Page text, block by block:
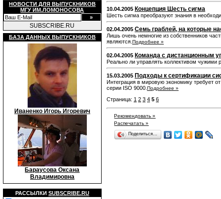
НОВОСТИ ДЛЯ ВЫПУСКНИКОВ
МГУ ИМ.ЛОМОНОСОВА
SUBSCRIBE.RU
БАЗА ДАННЫХ ВЫПУСКНИКОВ
Иваненко Игорь Игоревич
Бараусова Оксана
Владимировна
РАССЫЛКИ SUBSCRIBE.RU
10.04.2005 Концепция Шесть сигма
Шесть сигма преобразуют знания в
02.04.2005 Семь граблей, на которые
Лишь очень немногие из собственников
являются. Подробнее »
02.04.2005 Команда с дистанционным
Реально ли управлять коллективом чужими
15.03.2005 Подходы к сертификации
Интеграция в мировую экономику требует
серии ISO 9000. Подробнее »
Страница: 1 2 3 4 5 6
Рекомендовать »
Распечатать »
Поделиться…